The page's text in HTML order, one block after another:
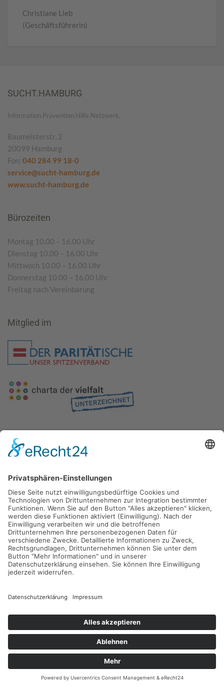
Christiane Lieb
(Geschäftsführerin)
SUCHT.HAMBURG
Information.Prävention.Hilfe.Netzwerk.
Baumeisterstr. 2
20099 Hamburg
Fon: 040 284 99 18-0
service@sucht-hamburg.de
www.sucht-hamburg.de
Bürozeiten
Montag 10.00 – 16.00 Uhr
Dienstag 10.00 – 16.00 Uhr
Mittwoch 10.00 – 16.00 Uhr
Donnerstag 10.00 – 16.00 Uhr
Freitag nach Vereinbarung
Mitglied im
Gefördert durch die
Freie und Hansestadt Hamburg
SUCHT.HAMBURG gGmbH
Datenschutz Impressum Sitemap